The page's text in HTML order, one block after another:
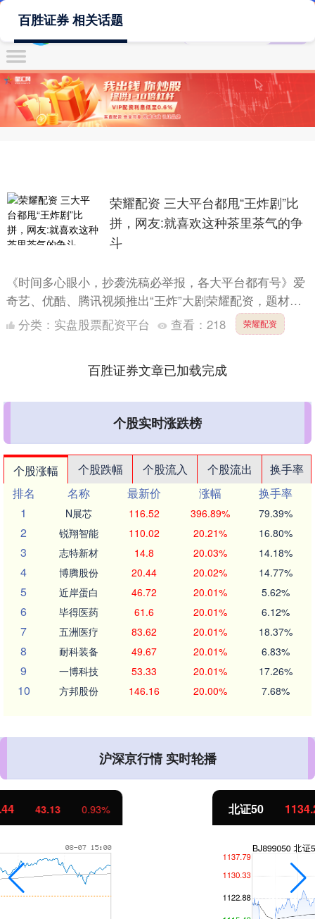
百胜证券 相关话题
荣耀配资 三大平台都甩“王炸剧”比
拼，网友:就喜欢这种茶里茶气的争
斗
《时间多心眼小，抄袭洗稿必举报，各大平台都有号》爱
奇艺、优酷、腾讯视频推出“王炸”大剧荣耀配资，题材有
古装权谋、奇幻冒险、武侠悬疑探案、现代职场、当代刑
分类： 实盘股票配资平台 查看： 218 荣耀配资
百胜证券文章已加载完成
个股实时涨跌榜
个股涨幅 个股跌幅 个股流入 个股流出
换手率
排名
名称 最新价 涨幅
换手率
1
N展芯 116.52 396.89% 79.39%
2 锐翔智能 110.02 20.21% 16.80%
3 志特新材 14.8 20.03% 14.18%
4 博腾股份 20.44 20.02% 14.77%
5 近岸蛋白 46.72 20.01% 5.62%
6 毕得医药 61.6 20.01% 6.12%
7 五洲医疗 83.62 20.01% 18.37%
8 耐科装备 49.67 20.01% 6.83%
9 一博科技 53.33 20.01% 17.26%
10 方邦股份 146.16 20.00% 7.68%
沪深京行情 实时轮播
北证50 1.01%